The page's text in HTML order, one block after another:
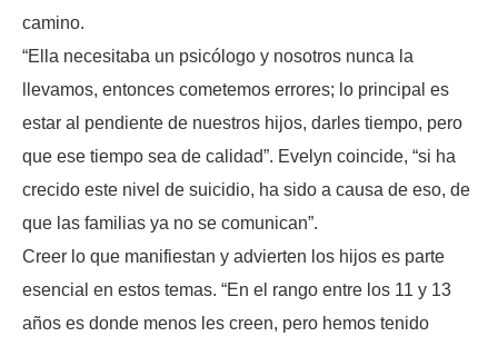
camino.
“Ella necesitaba un psicólogo y nosotros nunca la
llevamos, entonces cometemos errores; lo principal es
estar al pendiente de nuestros hijos, darles tiempo, pero
que ese tiempo sea de calidad”. Evelyn coincide, “si ha
crecido este nivel de suicidio, ha sido a causa de eso, de
que las familias ya no se comunican”.
Creer lo que manifiestan y advierten los hijos es parte
esencial en estos temas. “En el rango entre los 11 y 13
años es donde menos les creen, pero hemos tenido